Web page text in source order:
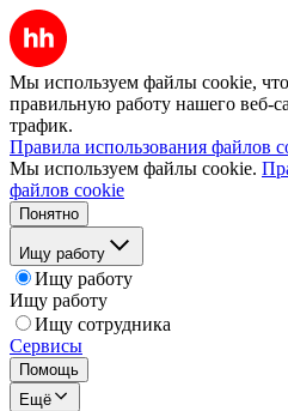
Мы используем файлы cookie,
правильную работу нашего веб-
трафик.
Правила использования файлов
Мы используем файлы cookie.
файлов cookie
Понятно
Ищу работу
Ищу работу
Ищу работу
Ищу сотрудника
Сервисы
Помощь
Ещё